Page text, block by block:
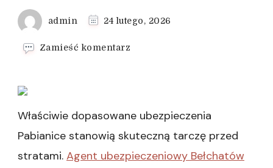
admin 24 lutego, 2026
Zamieść komentarz
przepłacania
Właściwie dopasowane ubezpieczenia
Pabianice stanowią skuteczną tarczę przed
stratami. Agent ubezpieczeniowy Bełchatów